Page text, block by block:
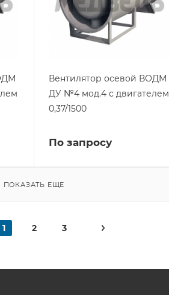
Вентилятор осевой ВОДМ
ДУ №4 мод.4 с двигателем
0,37/1500
По запросу
ПОКАЗАТЬ ЕЩЕ
1 2 3